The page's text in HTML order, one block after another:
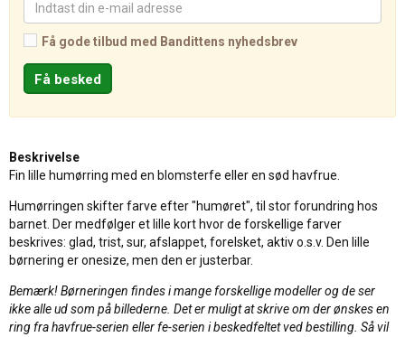
Få gode tilbud med Bandittens nyhedsbrev
Beskrivelse
Fin lille humørring med en blomsterfe eller en sød havfrue.
Humørringen skifter farve efter "humøret", til stor forundring hos
barnet. Der medfølger et lille kort hvor de forskellige farver
beskrives: glad, trist, sur, afslappet, forelsket, aktiv o.s.v. Den lille
børnering er onesize, men den er justerbar.
Bemærk! Børneringen findes i mange forskellige modeller og de ser
ikke alle ud som på billederne. Det er muligt at skrive om der ønskes en
ring fra havfrue-serien eller fe-serien i beskedfeltet ved bestilling. Så vil